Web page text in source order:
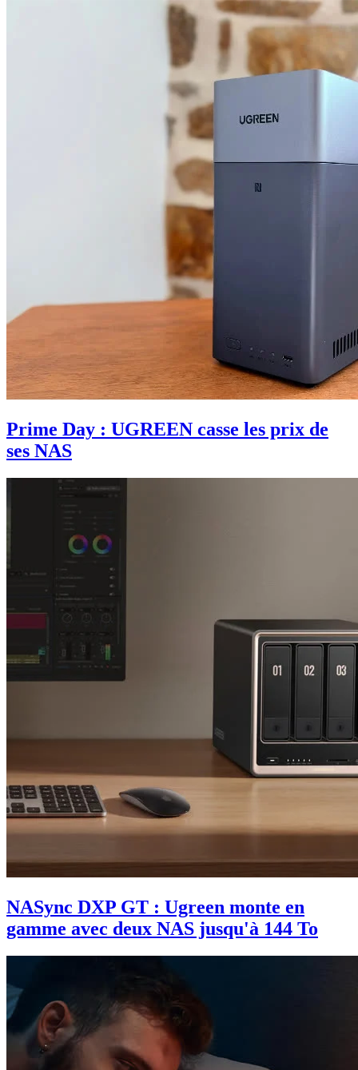
Prime Day : UGREEN casse les prix de
ses NAS
NASync DXP GT : Ugreen monte en
gamme avec deux NAS jusqu'à 144 To